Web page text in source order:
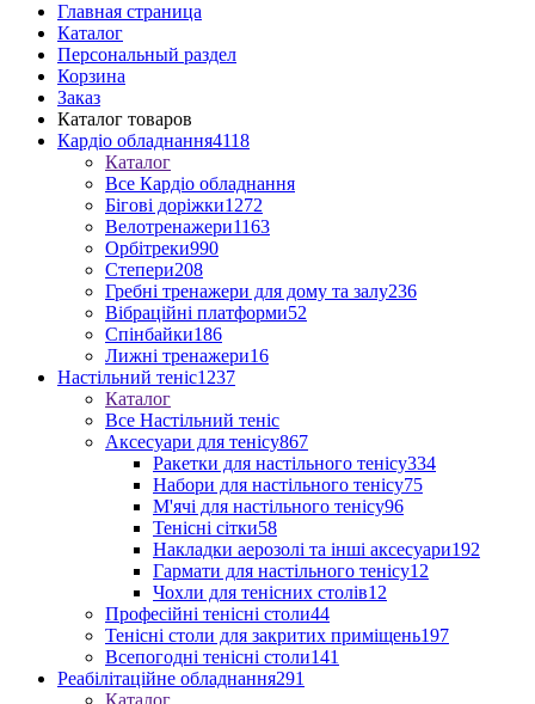
Главная страница
Каталог
Персональный раздел
Корзина
Заказ
Каталог товаров
Кардіо обладнання4118
Каталог
Все Кардіо обладнання
Бігові доріжки1272
Велотренажери1163
Орбітреки990
Степери208
Гребні тренажери для дому та залу236
Вібраційні платформи52
Спінбайки186
Лижні тренажери16
Настільний теніс1237
Каталог
Все Настільний теніс
Аксесуари для тенісу867
Ракетки для настільного тенісу334
Набори для настільного тенісу75
М'ячі для настільного тенісу96
Тенісні сітки58
Накладки аерозолі та інші аксесуари192
Гармати для настільного тенісу12
Чохли для тенісних столів12
Професійні тенісні столи44
Тенісні столи для закритих приміщень197
Всепогодні тенісні столи141
Реабілітаційне обладнання291
Каталог